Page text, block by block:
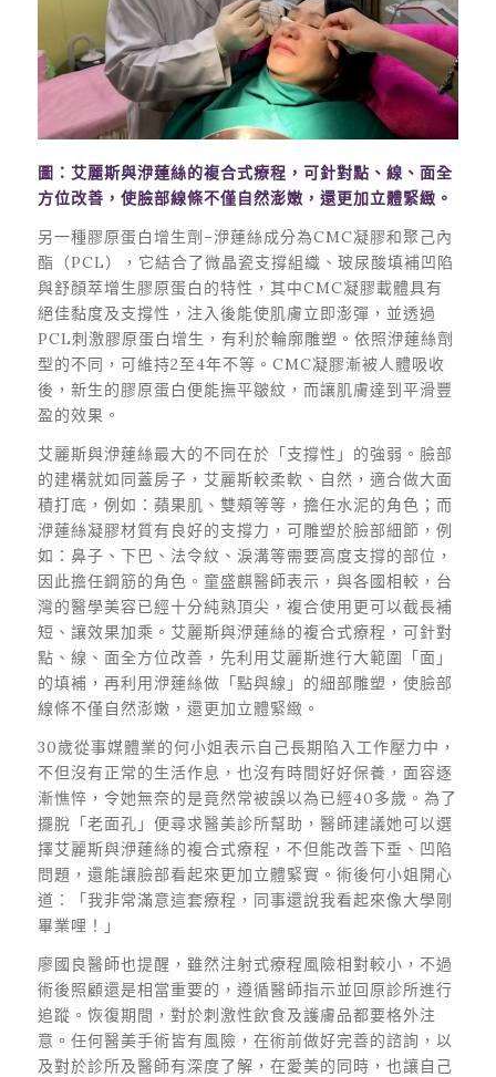
圖：艾麗斯與洢蓮絲的複合式療程，可針對點、線、面全
方位改善，使臉部線條不僅自然澎嫩，還更加立體緊緻。
另一種膠原蛋白增生劑–洢蓮絲成分為CMC凝膠和聚己內
酯（PCL），它結合了微晶瓷支撐組織、玻尿酸填補凹陷
與舒顏萃增生膠原蛋白的特性，其中CMC凝膠載體具有
絕佳黏度及支撐性，注入後能使肌膚立即澎彈，並透過
PCL刺激膠原蛋白增生，有利於輪廓雕塑。依照洢蓮絲劑
型的不同，可維持2至4年不等。CMC凝膠漸被人體吸收
後，新生的膠原蛋白便能撫平皺紋，而讓肌膚達到平滑豐
盈的效果。
艾麗斯與洢蓮絲最大的不同在於「支撐性」的強弱。臉部
的建構就如同蓋房子，艾麗斯較柔軟、自然，適合做大面
積打底，例如：蘋果肌、雙頰等等，擔任水泥的角色；而
洢蓮絲凝膠材質有良好的支撐力，可雕塑於臉部細節，例
如：鼻子、下巴、法令紋、淚溝等需要高度支撐的部位，
因此擔任鋼筋的角色。童盛麒醫師表示，與各國相較，台
灣的醫學美容已經十分純熟頂尖，複合使用更可以截長補
短、讓效果加乘。艾麗斯與洢蓮絲的複合式療程，可針對
點、線、面全方位改善，先利用艾麗斯進行大範圍「面」
的填補，再利用洢蓮絲做「點與線」的細部雕塑，使臉部
線條不僅自然澎嫩，還更加立體緊緻。
30歲從事媒體業的何小姐表示自己長期陷入工作壓力中，
不但沒有正常的生活作息，也沒有時間好好保養，面容逐
漸憔悴，令她無奈的是竟然常被誤以為已經40多歲。為了
擺脫「老面孔」便尋求醫美診所幫助，醫師建議她可以選
擇艾麗斯與洢蓮絲的複合式療程，不但能改善下垂、凹陷
問題，還能讓臉部看起來更加立體緊實。術後何小姐開心
道：「我非常滿意這套療程，同事還說我看起來像大學剛
畢業哩！」
廖國良醫師也提醒，雖然注射式療程風險相對較小，不過
術後照顧還是相當重要的，遵循醫師指示並回原診所進行
追蹤。恢復期間，對於刺激性飲食及護膚品都要格外注
意。任何醫美手術皆有風險，在術前做好完善的諮詢，以
及對於診所及醫師有深度了解，在愛美的同時，也讓自己